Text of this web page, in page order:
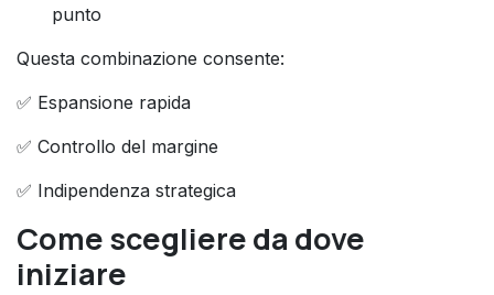
punto
Questa combinazione consente:
✅ Espansione rapida
✅ Controllo del margine
✅ Indipendenza strategica
Come scegliere da dove
iniziare